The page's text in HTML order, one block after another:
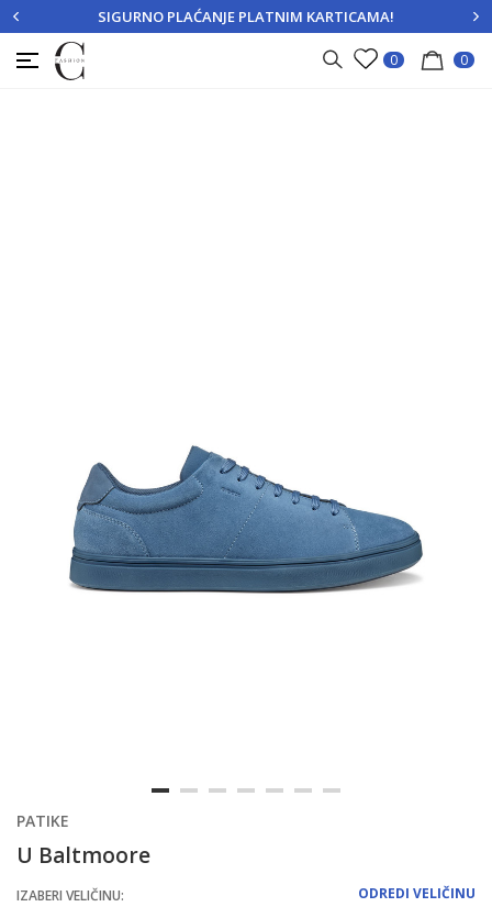
PRIJAVITE SE REGISTRUJTE SE
SIGURNO PLAĆANJE PLATNIM KARTICAMA!
0 0
PATIKE
U Baltmoore
ODREDI VELIČINU
IZABERI VELIČINU: